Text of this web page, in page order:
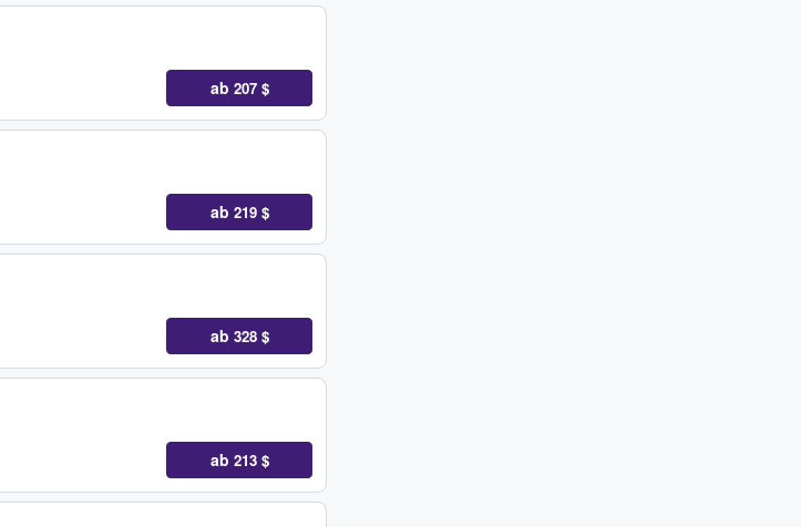
ab 207 $
ab 219 $
ab 328 $
ab 213 $